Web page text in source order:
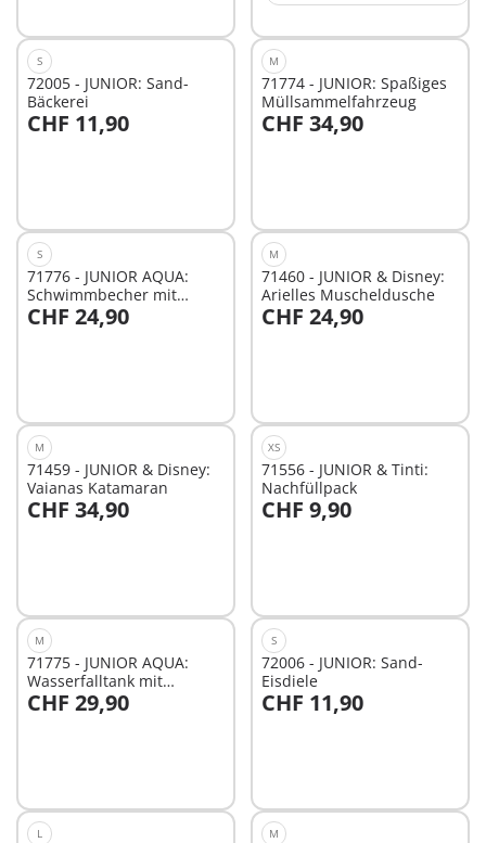
S
72005 - JUNIOR: Sand-
Bäckerei
CHF 11,90
In den Warenkorb
M
71774 - JUNIOR: Spaßiges
Müllsammelfahrzeug
CHF 34,90
In den Warenkorb
S
71776 - JUNIOR AQUA:
Schwimmbecher mit
Wasserspaß
CHF 24,90
In den Warenkorb
M
71460 - JUNIOR & Disney:
Arielles Muscheldusche
CHF 24,90
In den Warenkorb
M
71459 - JUNIOR & Disney:
Vaianas Katamaran
CHF 34,90
In den Warenkorb
XS
71556 - JUNIOR & Tinti:
Nachfüllpack
CHF 9,90
In den Warenkorb
M
71775 - JUNIOR AQUA:
Wasserfalltank mit
Rutsche
CHF 29,90
In den Warenkorb
S
72006 - JUNIOR: Sand-
Eisdiele
CHF 11,90
In den Warenkorb
L M